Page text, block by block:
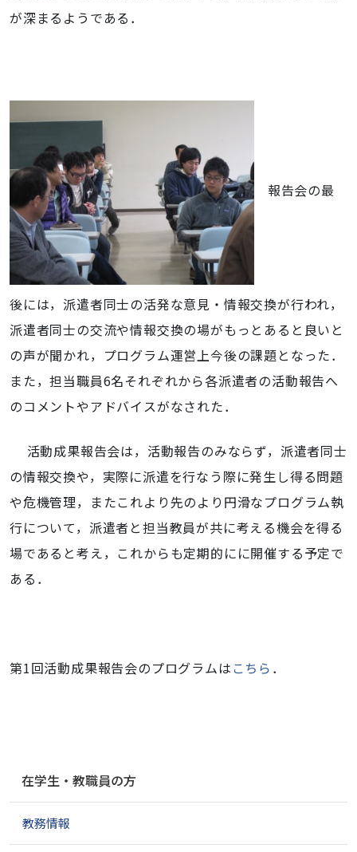
が深まるようである．
報告会の最
後には，派遣者同士の活発な意見・情報交換が行われ，
派遣者同士の交流や情報交換の場がもっとあると良いと
の声が聞かれ，プログラム運営上今後の課題となった．
また，担当職員6名それぞれから各派遣者の活動報告へ
のコメントやアドバイスがなされた．
活動成果報告会は，活動報告のみならず，派遣者同士
の情報交換や，実際に派遣を行なう際に発生し得る問題
や危機管理，またこれより先のより円滑なプログラム執
行について，派遣者と担当教員が共に考える機会を得る
場であると考え，これからも定期的にに開催する予定で
ある．
第1回活動成果報告会のプログラムは こちら ．
ゲ
シ
在学生・教職員の方
教務情報